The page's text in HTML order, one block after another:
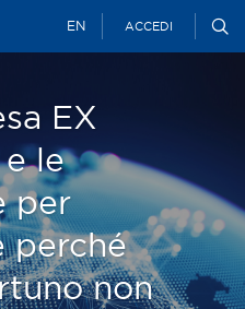
EN ACCEDI
EX
le
per
perché
non